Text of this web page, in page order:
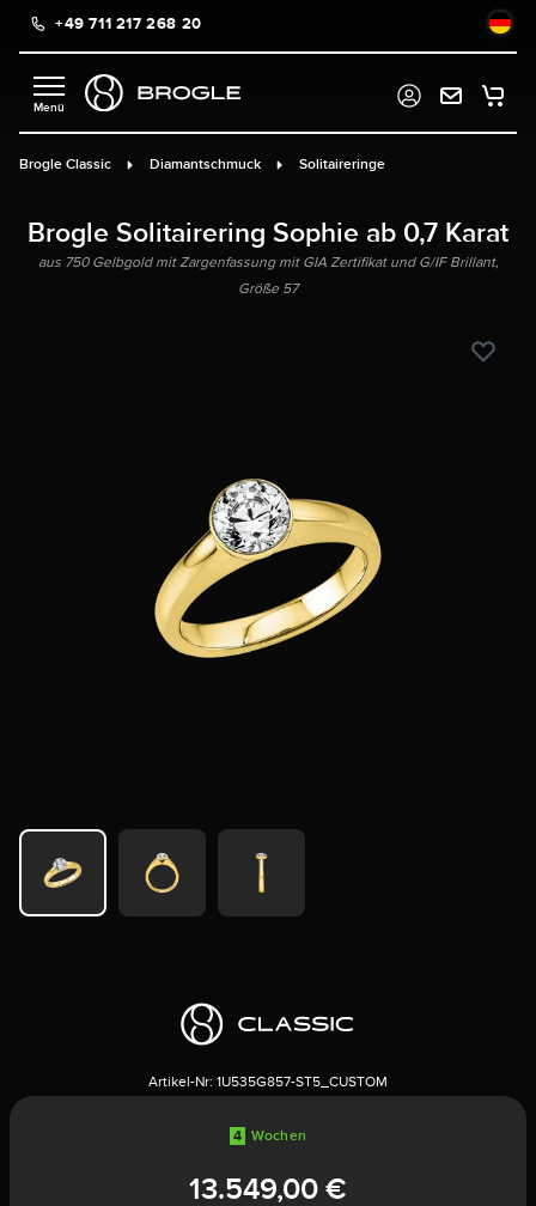
springen
+49 711 217 268 20
Brogle Classic Diamantschmuck Solitaireringe
Brogle Solitairering Sophie ab 0,7 Karat
aus 750 Gelbgold mit Zargenfassung mit GIA Zertifikat und G/IF Brillant,
Größe 57
Artikel-Nr: 1U535G857-ST5_CUSTOM
4 Wochen
13.549,00 €